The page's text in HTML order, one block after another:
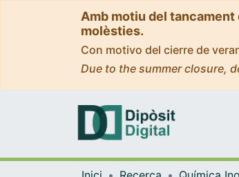
Amb motiu del
molèsties.
Con motivo del cierre de
Due to the summer closure,